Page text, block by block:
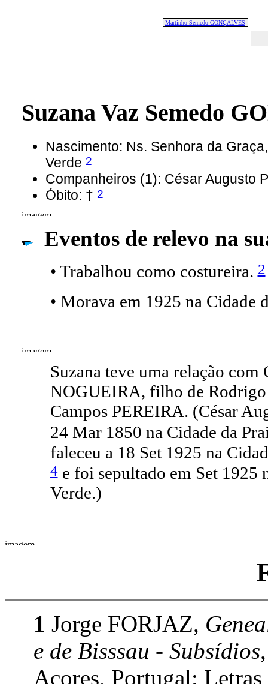
Martinho Semedo GONÇALVES
Suzana Vaz Semedo
Nascimento: Ns. Senhora da
Verde2
Companheiros (1): César Augusto
Óbito: †2
Eventos de relevo na
• Trabalhou como costureira.2
• Morava em 1925 na Cidade
Suzana teve uma relação
NOGUEIRA, filho de Rodrigo
Campos PEREIRA. (César
24 Mar 1850 na Cidade da
faleceu a 18 Set 1925 na
4e foi sepultado em Set 1925
Verde.)
1 Jorge FORJAZ,
e de Bisssau - Subsídios
Açores, Portugal: